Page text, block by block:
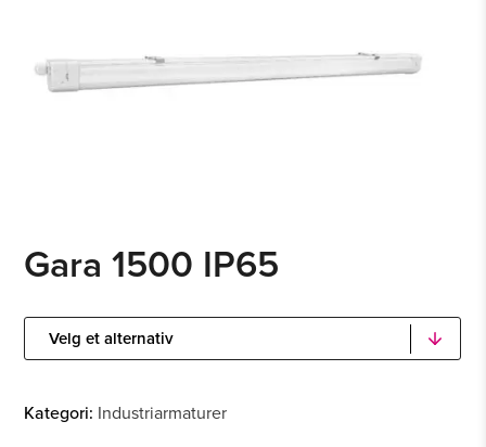
Gara 1500 IP65
Kategori: Industriarmaturer